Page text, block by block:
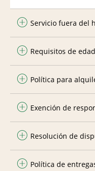
Servicio fuera del
Requisitos de edad
Política para
Exención de
Resolución de
Política de